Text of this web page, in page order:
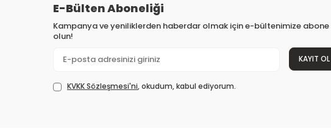
E-Bülten Aboneliği
Kampanya ve yeniliklerden haberdar olmak için e-bültenimize abone
olun!
KAYIT OL
KVKK Sözleşmesi'ni, okudum, kabul ediyorum.